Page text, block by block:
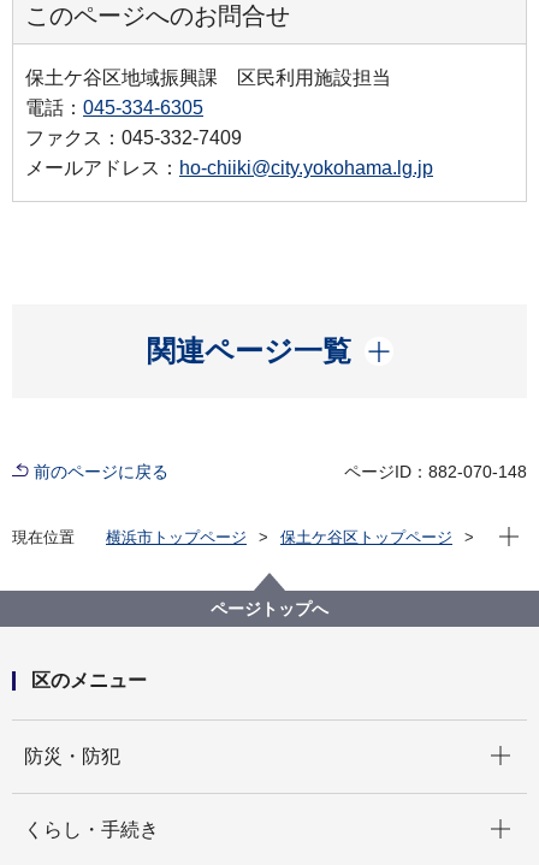
このページへのお問合せ
保土ケ谷区地域振興課 区民利用施設担当
電話： 045-334-6305
ファクス：045-332-7409
メールアドレス： ho-chiiki@city.yokohama.lg.jp
関連ページ一覧
開く
前のページに戻る ページID：882-070-148
現在位置 横浜市トップページ
保土ケ谷区トップページ
指定管理者の導入状況
第４期初音が丘地区センター指定管理者導入状況につ
いて
現在
ページトップへ
区のメニュー
防災・防犯
くらし・手続き